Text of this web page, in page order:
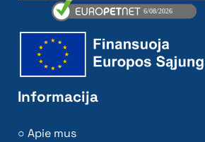
Informacija
Apie mus